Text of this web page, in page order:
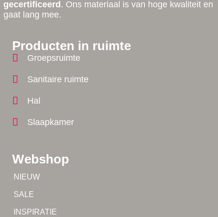
Webshop
NIEUW
SALE
INSPIRATIE
Producten in ruimte
Groepsruimte
Sanitaire ruimte
Hal
Slaapkamer
gecertificeerd. Ons materiaal is van hoge kwaliteit en
gaat lang mee.